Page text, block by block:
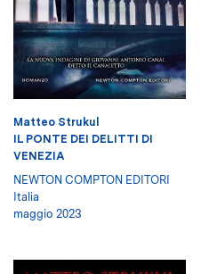
Matteo Strukul
IL PONTE DEI DELITTI DI
VENEZIA
NEWTON COMPTON EDITORI
Italia
maggio 2023